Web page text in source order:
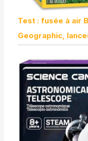
Test : fusée à air
Geographic,